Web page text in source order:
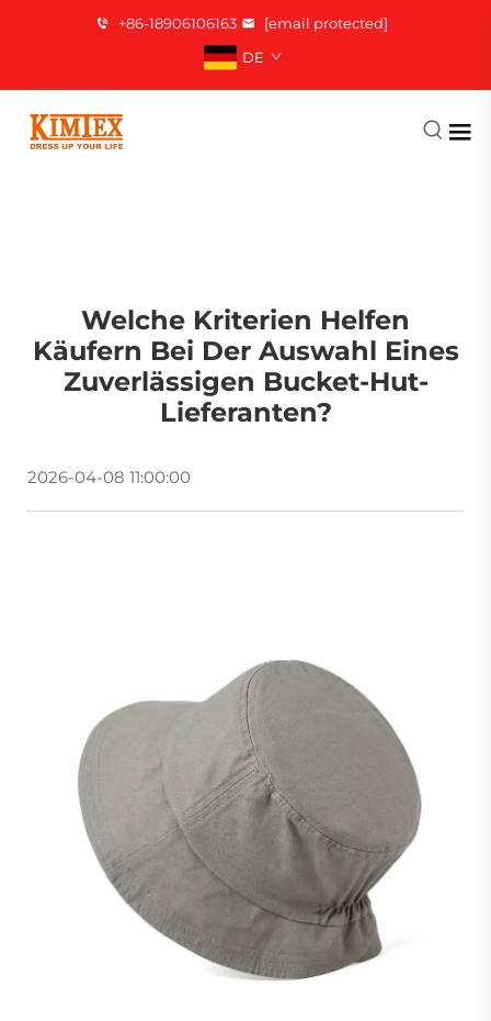
+86-18906106163
[email protected]
DE
Welche Kriterien Helfen
Käufern Bei Der Auswahl Eines
Zuverlässigen Bucket-Hut-
Lieferanten?
2026-04-08 11:00:00